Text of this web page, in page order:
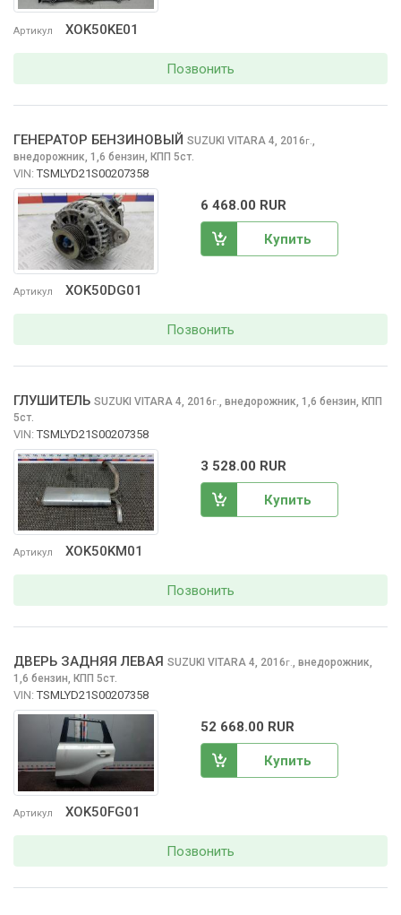
Артикул XOK50KE01
Позвонить
Артикул XOK50DG01
ГЕНЕРАТОР БЕНЗИНОВЫЙ SUZUKI VITARA 4, 2016г.
внедорожник, 1,6 бензин, КПП 5ст.
VIN: TSMLYD21S00207358
6 468.00 RUR
Купить
Позвонить
Артикул XOK50KM01
ГЛУШИТЕЛЬ SUZUKI VITARA 4, 2016г. внедорожник, 1,6 бензин, КПП
5ст.
VIN: TSMLYD21S00207358
3 528.00 RUR
Купить
Позвонить
Артикул XOK50FG01
ДВЕРЬ ЗАДНЯЯ ЛЕВАЯ SUZUKI VITARA 4, 2016г., внедорожник,
1,6 бензин, КПП 5ст.
VIN: TSMLYD21S00207358
52 668.00 RUR
Купить
Позвонить